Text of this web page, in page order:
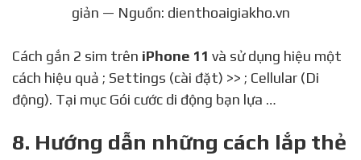
giản — Nguồn: dienthoaigiakho.vn
Cách gắn 2 sim trên iPhone 11 và sử dụng hiệu một
cách hiệu quả ; Settings (cài đặt) >> ; Cellular (Di
động). Tại mục Gói cước di động bạn lựa …
8. Hướng dẫn những cách lắp thẻ